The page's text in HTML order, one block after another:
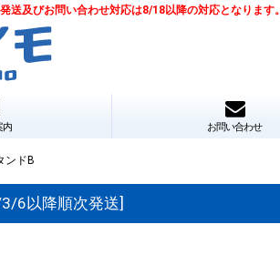
及びお問い合わせ対応は8/18以降の対応となります。
内 お問い合わせ
ンドB
6以降順次発送]